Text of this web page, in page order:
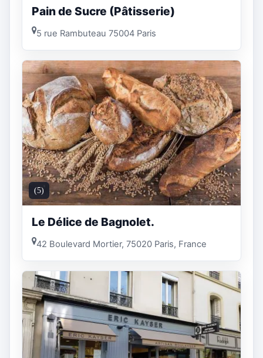
Pain de Sucre (Pâtisserie)
5 rue Rambuteau 75004 Paris
(5)
Le Délice de Bagnolet.
42 Boulevard Mortier, 75020 Paris, France